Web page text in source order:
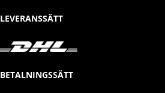
LEVERANSSÄTT
BETALNINGSSÄTT